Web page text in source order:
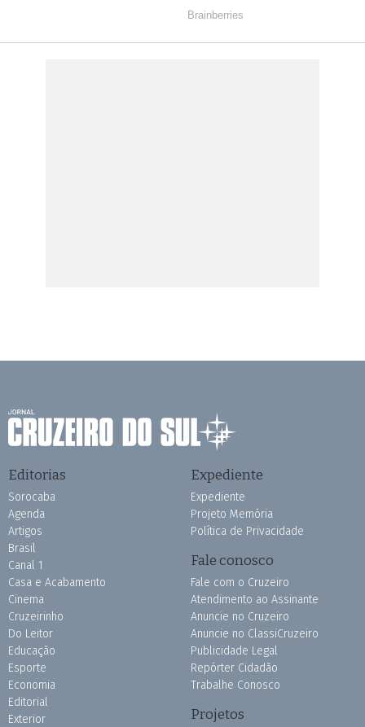
Editorias
Sorocaba
Agenda
Artigos
Brasil
Canal 1
Casa e Acabamento
Cinema
Cruzeirinho
Do Leitor
Educação
Esporte
Economia
Editorial
Exterior
Expediente
Expediente
Projeto Memória
Política de Privacidade
Fale conosco
Fale com o Cruzeiro
Atendimento ao Assinante
Anuncie no Cruzeiro
Anuncie no ClassiCruzeiro
Publicidade Legal
Repórter Cidadão
Trabalhe Conosco
Projetos